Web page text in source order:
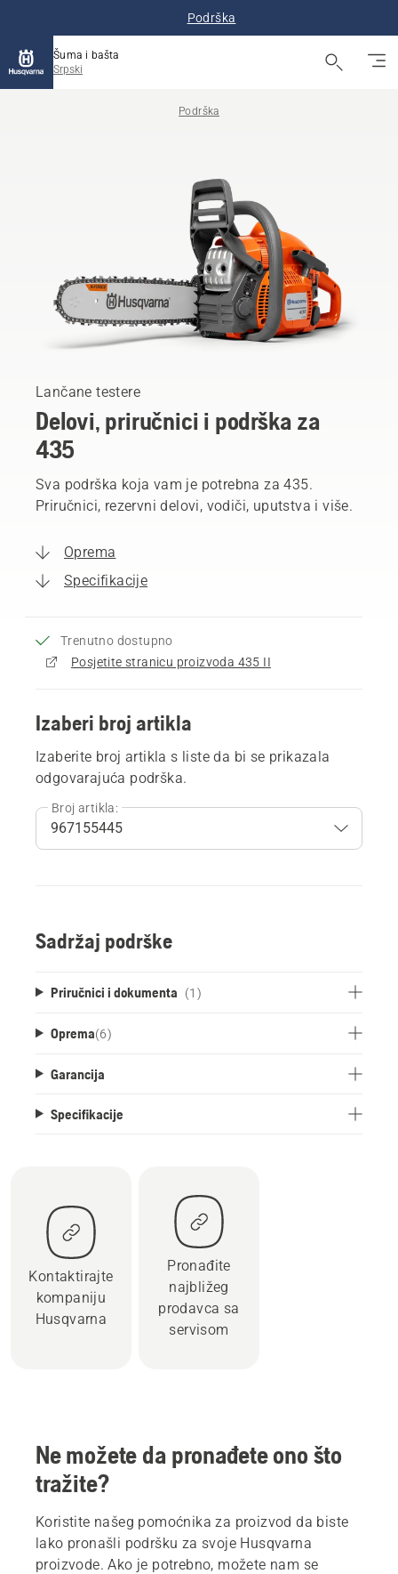
Podrška
Šuma i bašta
Srpski
Podrška
Lančane testere
Delovi, priručnici i podrška za
435
Sva podrška koja vam je potrebna za 435.
Priručnici, rezervni delovi, vodiči, uputstva i više.
Oprema
Specifikacije
Trenutno dostupno
Posjetite stranicu proizvoda 435 II
Izaberi broj artikla
Izaberite broj artikla s liste da bi se prikazala
odgovarajuća podrška.
Broj artikla:
Sadržaj podrške
Priručnici i dokumenta (1)
Oprema(6)
Garancija
Specifikacije
Kontaktirajte
kompaniju
Husqvarna
Pronađite
najbližeg
prodavca sa
servisom
Ne možete da pronađete ono što
tražite?
Koristite našeg pomoćnika za proizvod da biste
lako pronašli podršku za svoje Husqvarna
proizvode. Ako je potrebno, možete nam se